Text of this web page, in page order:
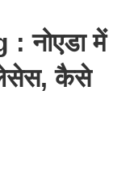
नोएडा में
कैसे